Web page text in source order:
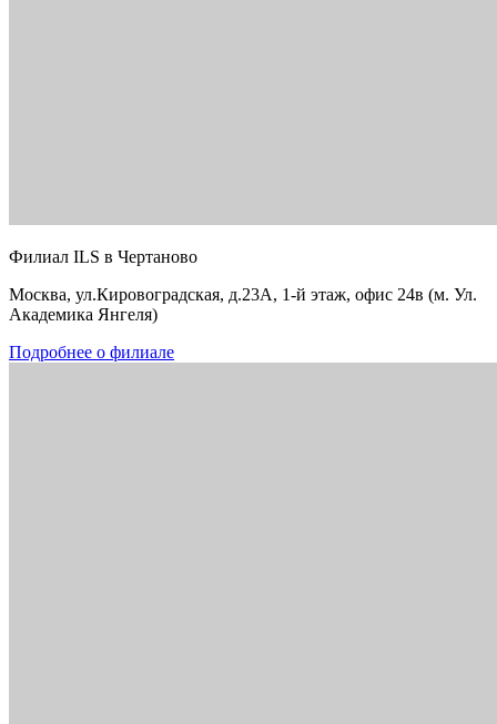
Филиал ILS в Чертаново
Москва, ул.Кировоградская, д.23А, 1-й этаж, офис 24в (м. Ул.
Академика Янгеля)
Подробнее о филиале